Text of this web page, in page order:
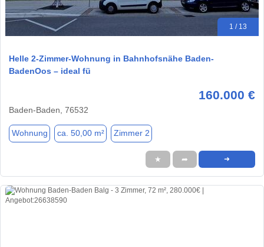
1 / 13
Helle 2-Zimmer-Wohnung in Bahnhofsnähe Baden-
BadenOos – ideal fü
160.000 €
Baden-Baden, 76532
Wohnung ca. 50,00 m² Zimmer 2
★ ➦ ➜